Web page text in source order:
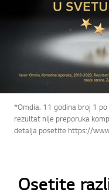
*Omdia. 11 godina broj 1
rezultat nije preporuka
detalja posetite https://
Osetite